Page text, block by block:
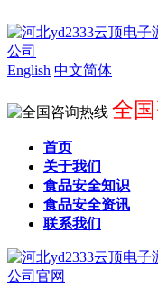
English 中文简体
全
首页
关于我们
食品安全知识
食品安全资讯
联系我们